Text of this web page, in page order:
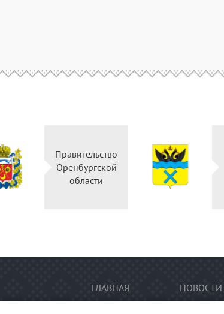
Правительство
Оренбургской
области
ГЛАВНАЯ НОВОСТИ